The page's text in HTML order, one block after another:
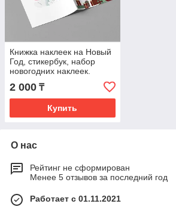
Книжка наклеек на Новый
Год, стикербук, набор
новогодних наклеек.
2 000 ₸
Купить
О нас
Рейтинг не сформирован
Менее 5 отзывов за последний год
Работает с 01.11.2021